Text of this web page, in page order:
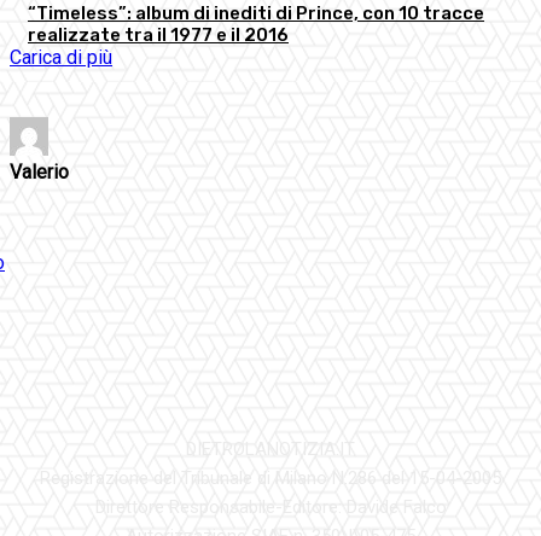
“Timeless”: album di inediti di Prince, con 10 tracce
realizzate tra il 1977 e il 2016
Carica di più
Valerio